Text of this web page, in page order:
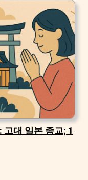
고대 일본 종교; 1